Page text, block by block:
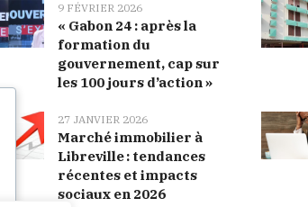
9 FÉVRIER 2026
« Gabon 24 : après la
formation du
gouvernement, cap sur
les 100 jours d’action »
27 JANVIER 2026
Marché immobilier à
Libreville : tendances
récentes et impacts
sociaux en 2026